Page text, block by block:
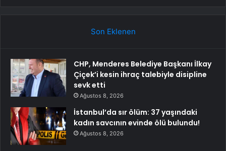
Son Eklenen
CHP, Menderes Belediye Başkanı İlkay
Çiçek’i kesin ihraç talebiyle disipline
sevk etti
Ağustos 8, 2026
İstanbul’da sır ölüm: 37 yaşındaki
kadın savcının evinde ölü bulundu!
Ağustos 8, 2026